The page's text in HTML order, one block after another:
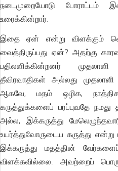
நடைமுறையோடு போராட்டம்
உரைக்கின்றார்.
இதை ஏன் என்று விளக்கும்
வைத்திருப்பது ஏன்? அதற்கு
பதிலளிக்கின்றனர்
தீவிரவாதிகள் அல்லது
ஆகவே, மதம் ஒழிக,
கருத்துக்களைப் பரப்புவதே
அல்ல, இக்கருத்து
உயர்த்துவோருடைய கருத்து என்று
இக்கருத்து மதத்தின்
விளக்கவில்லை. அவற்றைப்